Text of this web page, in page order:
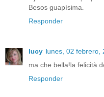
Besos guapísima.
Responder
lucy lunes, 02 febrero,
ma che bella!la felicità
Responder